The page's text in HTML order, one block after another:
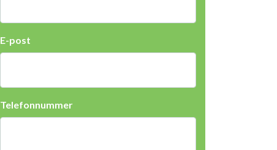
E-post
Telefonnummer